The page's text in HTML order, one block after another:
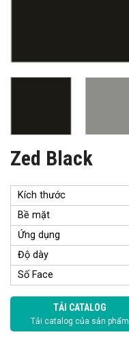
Zed Black
Kích thước
Bề mặt
Ứng dụng
Độ dày
Số Face
TẢI CATALOG
Tải catalog của sản phẩm